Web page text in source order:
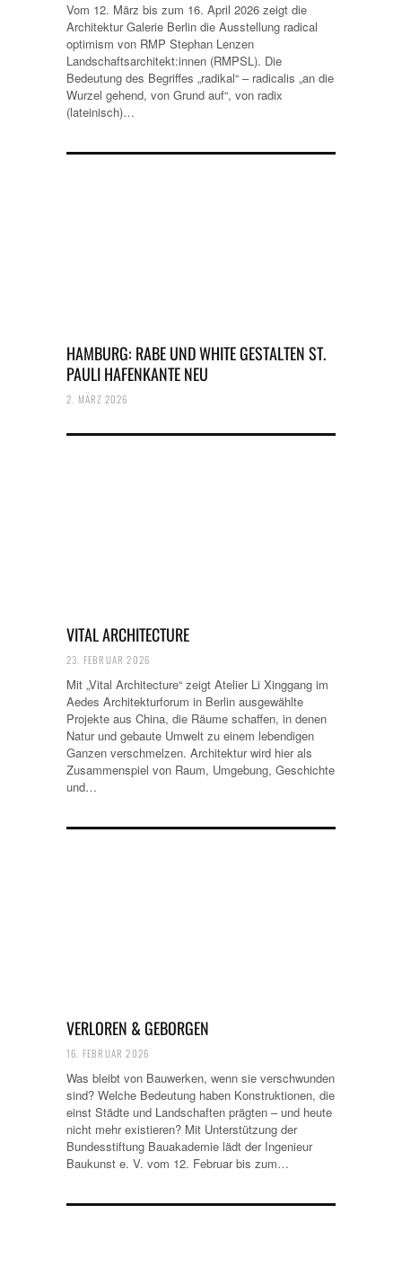
Vom 12. März bis zum 16. April 2026 zeigt die
Architektur Galerie Berlin die Ausstellung radical
optimism von RMP Stephan Lenzen
Landschaftsarchitekt:innen (RMPSL). Die
Bedeutung des Begriffes „radikal“ – radicalis „an die
Wurzel gehend, von Grund auf“, von radix
(lateinisch)…
HAMBURG: RABE UND WHITE GESTALTEN ST.
PAULI HAFENKANTE NEU
2. MÄRZ 2026
VITAL ARCHITECTURE
23. FEBRUAR 2026
Mit „Vital Architecture“ zeigt Atelier Li Xinggang im
Aedes Architekturforum in Berlin ausgewählte
Projekte aus China, die Räume schaffen, in denen
Natur und gebaute Umwelt zu einem lebendigen
Ganzen verschmelzen. Architektur wird hier als
Zusammenspiel von Raum, Umgebung, Geschichte
und…
VERLOREN & GEBORGEN
16. FEBRUAR 2026
Was bleibt von Bauwerken, wenn sie verschwunden
sind? Welche Bedeutung haben Konstruktionen, die
einst Städte und Landschaften prägten – und heute
nicht mehr existieren? Mit Unterstützung der
Bundesstiftung Bauakademie lädt der Ingenieur
Baukunst e. V. vom 12. Februar bis zum…